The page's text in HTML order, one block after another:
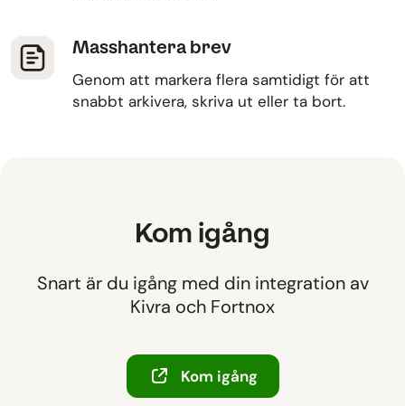
Masshantera brev
Genom att markera flera samtidigt för att
snabbt arkivera, skriva ut eller ta bort.
Kom igång
Snart är du igång med din integration av
Kivra och Fortnox
Kom igång